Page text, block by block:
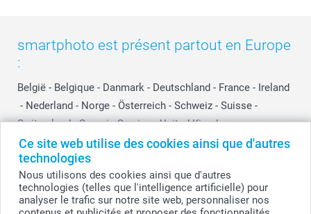
Ce site web utilise des cookies ainsi que d'autres
technologies
Nous utilisons des cookies ainsi que d'autres
technologies (telles que l'intelligence artificielle) pour
analyser le trafic sur notre site web, personnaliser nos
smartphoto est présent partout en Europe
:
België - Belgique - Danmark - Deutschland - France - Ireland
- Nederland - Norge - Österreich - Schweiz - Suisse -
Switzerland - Suomi - Sverige - United Kingdom -
Other Countries
Tous les prix sont en francs suisses (CHF), TVA incluse et hors frais de port.